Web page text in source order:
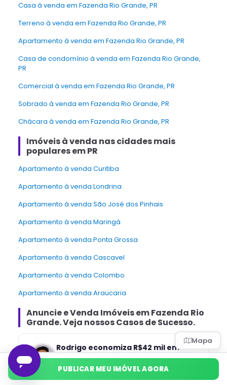
Mapa
Casa à venda em Fazenda Rio Grande, PR
Terreno à venda em Fazenda Rio Grande, PR
Apartamento à venda em Fazenda Rio Grande, PR
Casa de condomínio à venda em Fazenda Rio Grande,
PR
Comercial à venda em Fazenda Rio Grande, PR
Sobrado à venda em Fazenda Rio Grande, PR
Chácara à venda em Fazenda Rio Grande, PR
Imóveis à venda nas cidades mais
populares em PR
Apartamento à venda Curitiba
Apartamento à venda Londrina
Apartamento à venda São José dos Pinhais
Apartamento à venda Maringá
Apartamento à venda Ponta Grossa
Apartamento à venda Cascavel
Apartamento à venda Colombo
Apartamento à venda Araucaria
Anuncie e Venda ImóveisemFazenda Rio
Grande. Veja nossos Casos de Sucesso.
Rodrigo economiza R$42 mil em
venda direta.
“Evitei a comissão e economizei R$42 mil,
gerenciando a venda do meu próprio
PUBLICAR MEU IMÓVEL AGORA